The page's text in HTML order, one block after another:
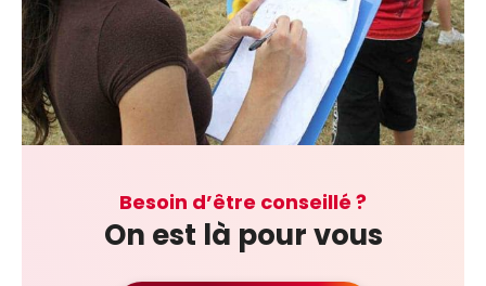
Besoin d’être conseillé ?
On est là pour vous